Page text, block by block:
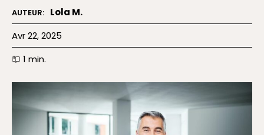
AUTEUR: Lola M.
Avr 22, 2025
1 min.